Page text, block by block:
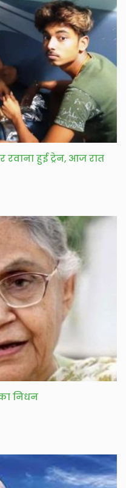
हुई ट्रेन, आज रात
का निधन